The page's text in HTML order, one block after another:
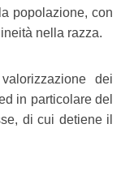
popolazione, con
nella razza.
dei
in particolare del
di cui detiene il